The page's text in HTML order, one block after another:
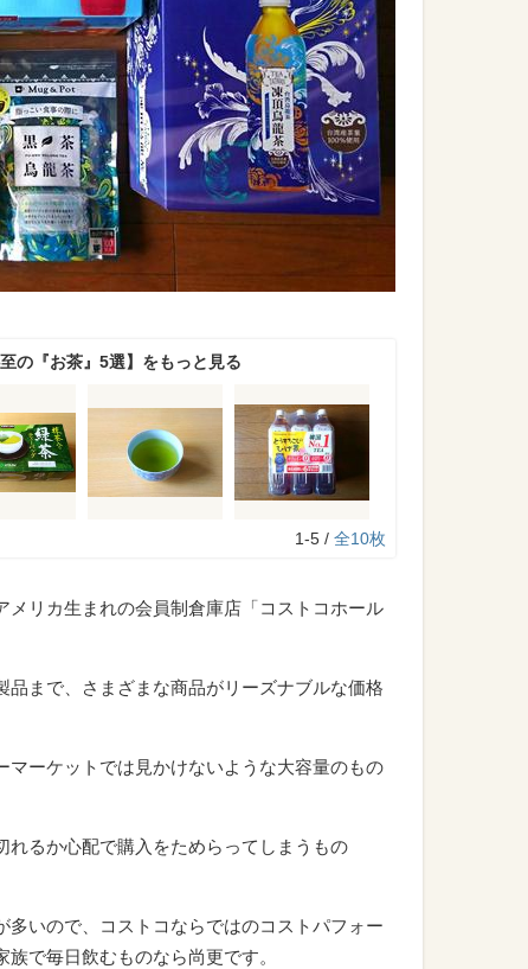
の『お茶』5選】をもっと見る
1-5 / 全10枚
リカ生まれの会員制倉庫店「コストコホール
まで、さまざまな商品がリーズナブルな価格
ーケットでは見かけないような大容量のもの
るか心配で購入をためらってしまうもの
いので、コストコならではのコストパフォー
で毎日飲むものなら尚更です。